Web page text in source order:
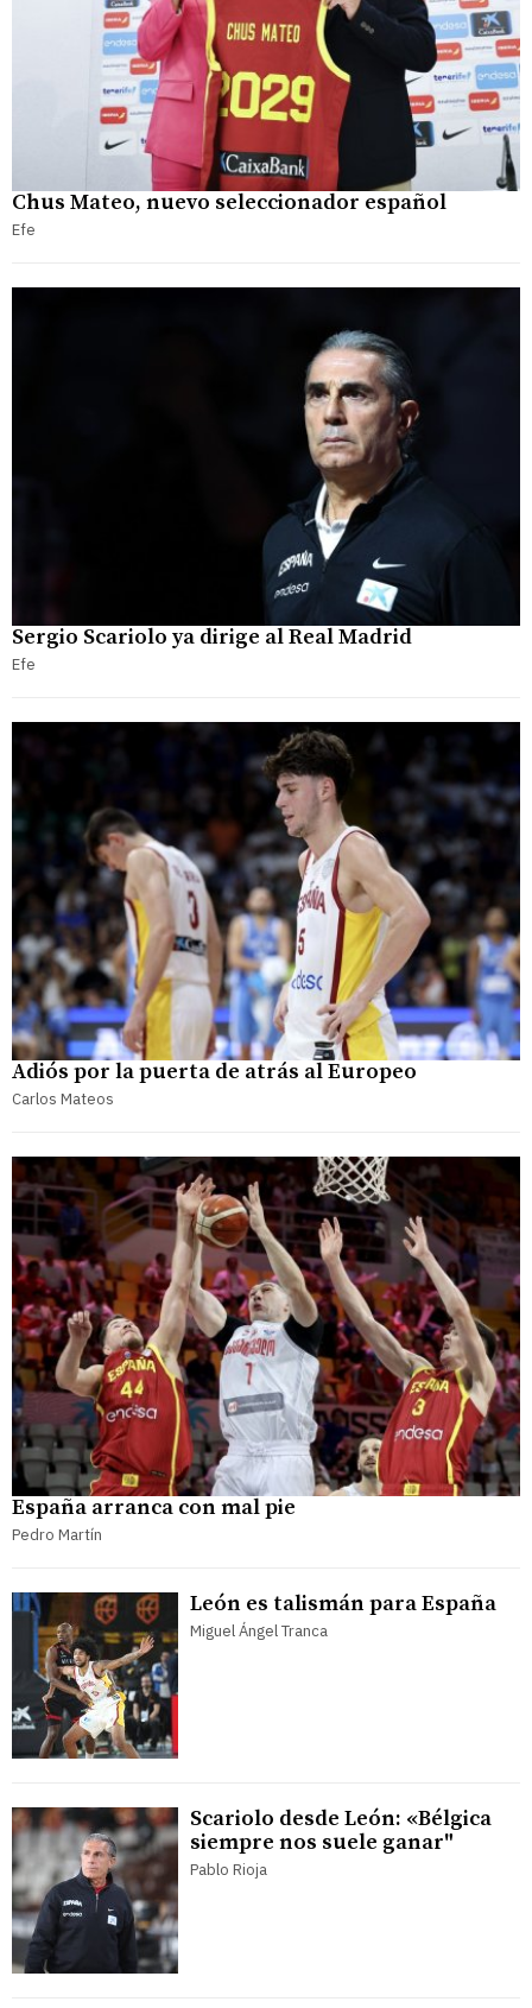
Chus Mateo, nuevo seleccionador español
Efe
Sergio Scariolo ya dirige al Real Madrid
Efe
Adiós por la puerta de atrás al Europeo
Carlos Mateos
España arranca con mal pie
Pedro Martín
León es talismán para España
Miguel Ángel Tranca
Scariolo desde León: «Bélgica
siempre nos suele ganar"
Pablo Rioja